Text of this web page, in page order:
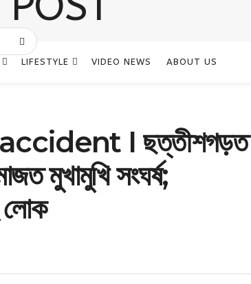
LIFESTYLE VIDEO NEWS ABOUT US
I ছত্তীশগড়ত
মুখামুখি সংঘৰ্ষ;
লোক